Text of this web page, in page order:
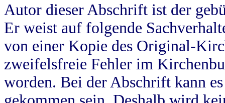
Autor dieser Abschrift ist der
Er weist auf folgende
von einer Kopie des Original-
zweifelsfreie Fehler im
worden. Bei der Abschrift kann